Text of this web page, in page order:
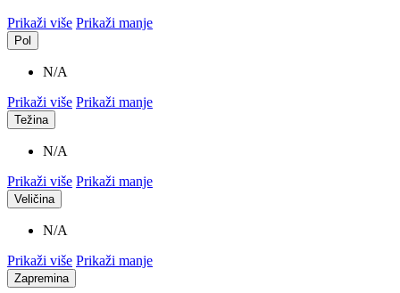
Prikaži više Prikaži manje
Pol
N/A
Prikaži više Prikaži manje
Težina
N/A
Prikaži više Prikaži manje
Veličina
N/A
Prikaži više Prikaži manje
Zapremina